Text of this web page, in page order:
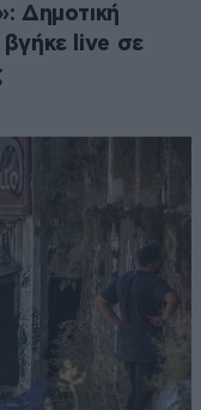
Δημοτική
live σε